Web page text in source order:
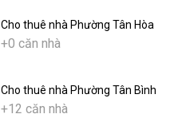
Cho thuê nhà Phường Tân Hòa
+0 căn nhà
Cho thuê nhà Phường Tân Bình
+12 căn nhà